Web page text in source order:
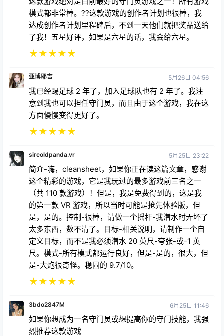
模式都非常棒。??这款游戏的创作者计划也很棒，我
达成创作者计划里程碑后，不到一天他们就把奖品送给
了我！五星好评，如果是六星的话，我会给六星。
★★★★★
亚博耶吉 5月26日 04:56
我已经踢足球 2 年了，加入足球队也有 2 年了。我注
意到我也可以担任守门员，而且由于这个游戏，我在这
方面慢慢变得更好了。
★★★★★
sircoldpanda.vr 5月25日 23:22
简介-嗨，cleansheet，如果你正在读这篇文章，感谢
这个精彩的游戏，它是我玩过的最多游戏前三名之一
（共 110 款游戏）！但是，我是免费得到的，这是我
的第一款 VR 游戏，所以当时可能是抢先体验版，但
是，是的。控制-很棒，请做一个摇杆-我潜水时弄坏了
太多东西，数不清了。目标-相关说明，请制作一个自
定义目标，而不是我必须潜水 20 英尺-夸张-或-1 英
尺。模式-所有模式都运行良好，但是-是的，很大，但
是-大炮很奇怪。稳固的 9.7/10。
★★★★★
3bdo2847M 6月25日 11:46
如果你想成为一名守门员或想提高你的守门技能，我强
烈推荐这款游戏